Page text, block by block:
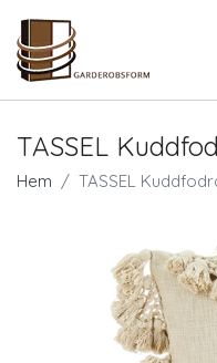
TASSEL
Hem TASSEL